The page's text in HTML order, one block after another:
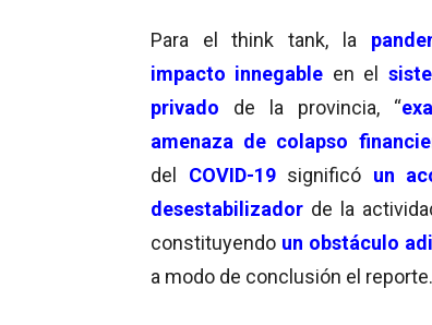
Para el think tank, la
impacto innegable en el
privado
de la provincia, “
amenaza de colapso
del COVID-19significó un
desestabilizador de la
constituyendo un obstáculo
a modo de conclusión el reporte.